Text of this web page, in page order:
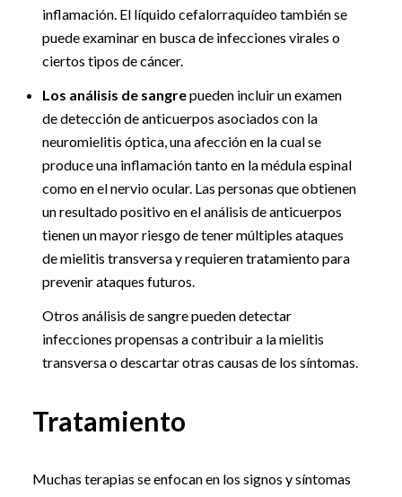
inflamación. El líquido cefalorraquídeo también se
puede examinar en busca de infecciones virales o
ciertos tipos de cáncer.
Los análisis de sangrepueden incluir un examen
de detección de anticuerpos asociados con la
neuromielitis óptica, una afección en la cual se
produce una inflamación tanto en la médula espinal
como en el nervio ocular. Las personas que obtienen
un resultado positivo en el análisis de anticuerpos
tienen un mayor riesgo de tener múltiples ataques
de mielitis transversa y requieren tratamiento para
prevenir ataques futuros.
Otros análisis de sangre pueden detectar
infecciones propensas a contribuir a la mielitis
transversa o descartar otras causas de los síntomas.
Tratamiento
Muchas terapias se enfocan en los signos y síntomas